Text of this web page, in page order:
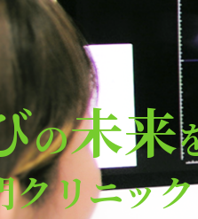
の未来
クリニック